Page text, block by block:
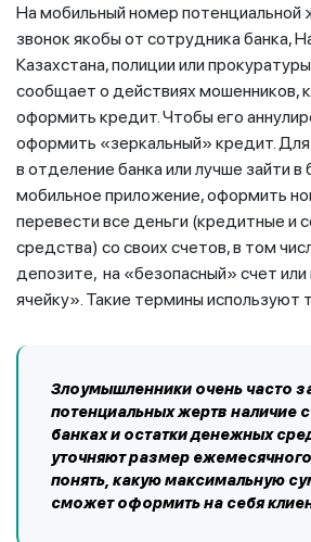
На мобильный номер потенциальной
звонок якобы от сотрудника банка,
Казахстана, полиции или
сообщает о действиях мошенников,
оформить кредит. Чтобы его
оформить «зеркальный» кредит.
в отделение банка или лучше зайти в
мобильное приложение, оформить
перевести все деньги (кредитные и
средства) со своих счетов, в том
депозите, на «безопасный» счет
ячейку». Такие термины используют
Злоумышленники очень часто
потенциальных жертв наличие
банках и остатки денежных
уточняют размер
понять, какую максимальную
сможет оформить на себя